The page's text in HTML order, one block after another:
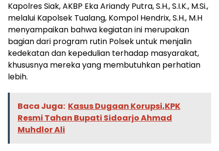
Kapolres Siak, AKBP Eka Ariandy Putra, S.H., S.I.K., M.Si.,
melalui Kapolsek Tualang, Kompol Hendrix, S.H., M.H
menyampaikan bahwa kegiatan ini merupakan
bagian dari program rutin Polsek untuk menjalin
kedekatan dan kepedulian terhadap masyarakat,
khususnya mereka yang membutuhkan perhatian
lebih.
Baca Juga: Kasus Dugaan Korupsi,KPK
Resmi Tahan Bupati Sidoarjo Ahmad
Muhdlor Ali